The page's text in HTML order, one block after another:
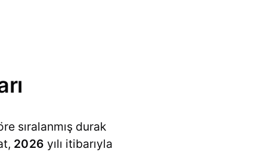
sıralanmış durak
2026 yılı itibarıyla